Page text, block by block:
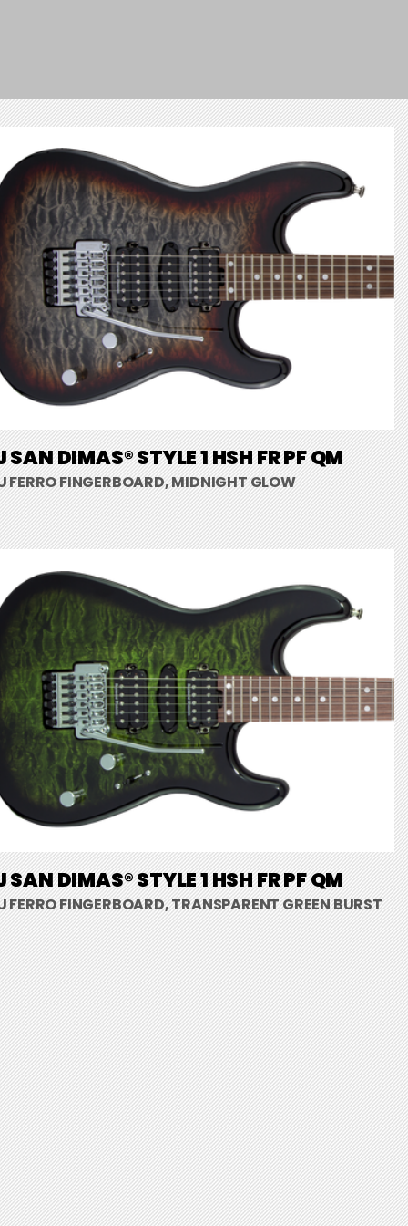
SAN DIMAS® STYLE 1 HSH FR PF QM
FERRO FINGERBOARD, MIDNIGHT GLOW
SAN DIMAS® STYLE 1 HSH FR PF QM
FERRO FINGERBOARD, TRANSPARENT GREEN BURST